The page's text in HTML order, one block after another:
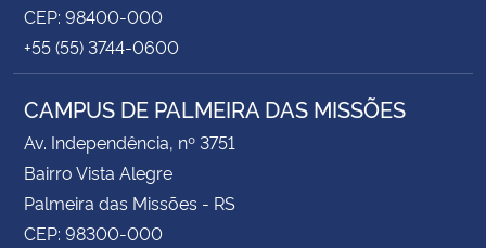
CEP: 98400-000
+55 (55) 3744-0600
CAMPUS DE PALMEIRA DAS MISSÕES
Av. Independência, nº 3751
Bairro Vista Alegre
Palmeira das Missões - RS
CEP: 98300-000